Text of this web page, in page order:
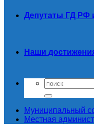
Депутаты ГД РФ
Наши
Муниципальный
Местная